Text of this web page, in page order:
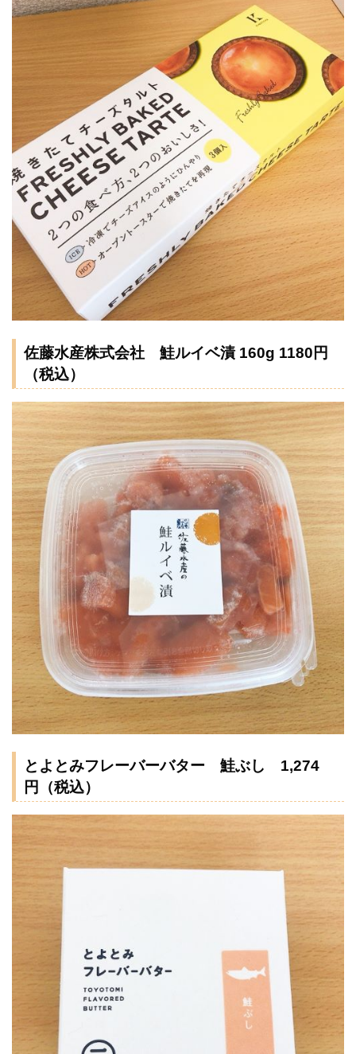
佐藤水産株式会社 鮭ルイベ漬 160g 1180円
（税込）
とよとみフレーバーバター 鮭ぶし 1,274
円（税込）